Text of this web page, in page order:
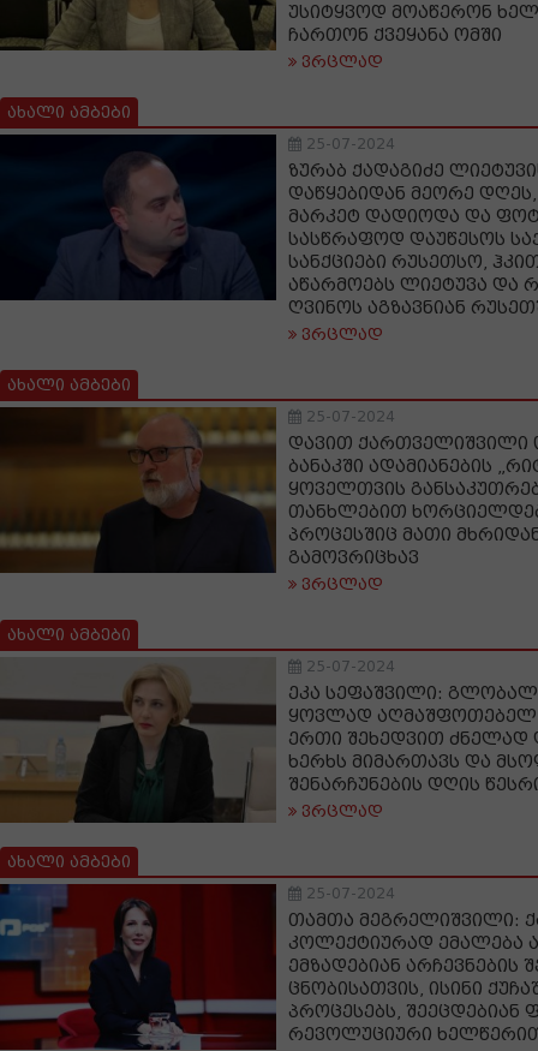
უსიტყვოდ მოაწერონ
ჩართონ ქვეყანა ომში
ვრცლად
ახალი ამბები
25-07-2024
ზურაბ ქადაგიძე
დაწყებიდან მეორე
მარკეტ დადიოდა და
სასწრაფოდ დაუწესოს
სანქციები რუსეთსო,
აწარმოებს ლიეტუვა და
ღვინოს აგზავნიან
ვრცლად
ახალი ამბები
25-07-2024
დავით ქართველიშვილი
ბანაკში ადამიანების
ყოველთვის
თანხლებით
პროცესშიც მათი
გამოვრიცხავ
ვრცლად
ახალი ამბები
25-07-2024
ეკა სეფაშვილი:
ყოვლად
ერთი შეხედვით ძნელად
ხერხს მიმართავს და
შენარჩუნების დღის
ვრცლად
ახალი ამბები
25-07-2024
თამთა მეგრელიშვილი:
კოლექტიურად ემალება
ემზადებიან არჩევნების
ცნობისათვის, ისინი
პროცესებს, შეეცდებიან
რევოლუციური ხელწერით